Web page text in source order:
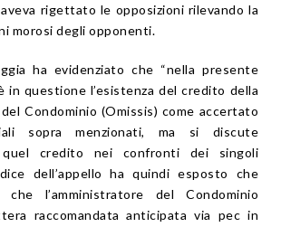
rigettato le opposizioni rilevando la
morosi degli opponenti.
ha evidenziato che “nella presente
in questione l’esistenza del credito della
Condominio (Omissis) come accertato
sopra menzionati, ma si discute
quel credito nei confronti dei singoli
dell’appello ha quindi esposto che
l’amministratore del Condominio
raccomandata anticipata via pec in